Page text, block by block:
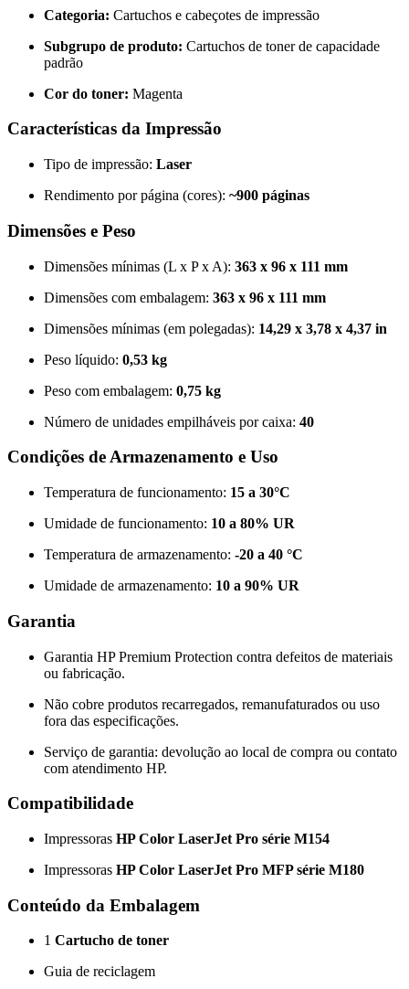
Categoria: Cartuchos e cabeçotes de impressão
Subgrupo de produto: Cartuchos de toner de capacidade
padrão
Cor do toner: Magenta
Características da Impressão
Tipo de impressão: Laser
Rendimento por página (cores): ~900 páginas
Dimensões e Peso
Dimensões mínimas (L x P x A): 363 x 96 x 111 mm
Dimensões com embalagem: 363 x 96 x 111 mm
Dimensões mínimas (em polegadas): 14,29 x 3,78 x 4,37 in
Peso líquido: 0,53 kg
Peso com embalagem: 0,75 kg
Número de unidades empilháveis por caixa: 40
Condições de Armazenamento e Uso
Temperatura de funcionamento: 15 a 30°C
Umidade de funcionamento: 10 a 80% UR
Temperatura de armazenamento: -20 a 40 °C
Umidade de armazenamento: 10 a 90% UR
Garantia
Garantia HP Premium Protection contra defeitos de materiais
ou fabricação.
Não cobre produtos recarregados, remanufaturados ou uso
fora das especificações.
Serviço de garantia: devolução ao local de compra ou contato
com atendimento HP.
Compatibilidade
Impressoras HP Color LaserJet Pro série M154
Impressoras HP Color LaserJet Pro MFP série M180
Conteúdo da Embalagem
1 Cartucho de toner
Guia de reciclagem